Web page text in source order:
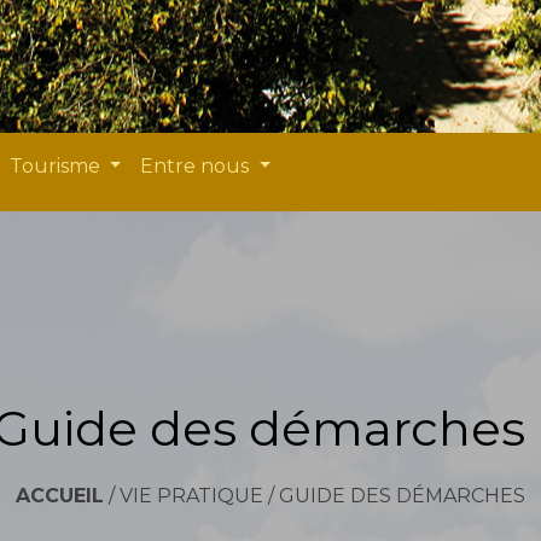
Tourisme Entre nous
des démarches
ACCUEIL /VIE PRATIQUE / GUIDE DES DÉMARCHES